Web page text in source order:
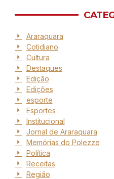
Araraquara
Cotidiano
Cultura
Destaques
Edição
Edições
esporte
Esportes
Institucional
Jornal de Araraquara
Memórias do Polezze
Política
Receitas
Região